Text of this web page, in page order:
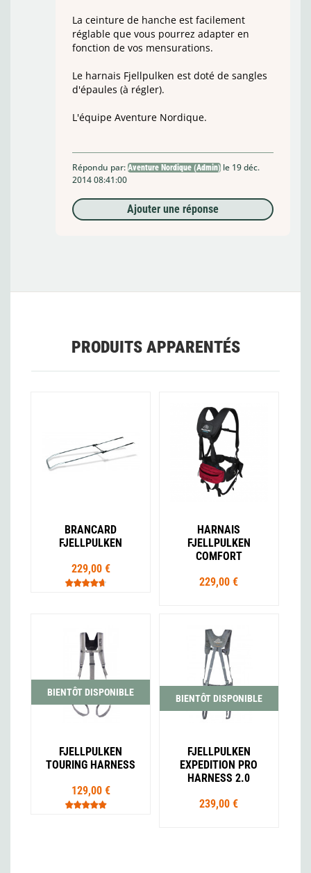
La ceinture de hanche est facilement
réglable que vous pourrez adapter en
fonction de vos mensurations.
Le harnais Fjellpulken est doté de sangles
d'épaules (à régler).
L'équipe Aventure Nordique.
Répondu par: Aventure Nordique (Admin) le 19 déc.
2014 08:41:00
Ajouter une réponse
PRODUITS APPARENTÉS
BRANCARD
FJELLPULKEN
229,00 €
HARNAIS
FJELLPULKEN
COMFORT
229,00 €
BIENTÔT DISPONIBLE
FJELLPULKEN
TOURING HARNESS
129,00 €
BIENTÔT DISPONIBLE
FJELLPULKEN
EXPEDITION PRO
HARNESS 2.0
239,00 €